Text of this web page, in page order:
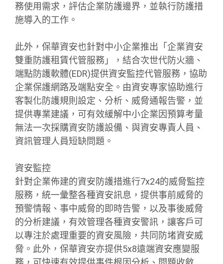
務使用需求，評估企業防護邊界，並執行防護措
施導入的工作。
此外，保華資安也針對中小企業推出「企業資安
雙重防護租賃代管服務」，結合次世代防火牆、
端點防護軟體(EDR)提供資安監控代管服務，協助
企業保護網路及端點安全。由資安專家協助進行
客製化防護規則設定、分析、威脅通報告警，並
提供專業建議，可有效緩解中小企業因預算考量
無法一次採購資安防護設備、與資安專責人員、
資訊管理人員短缺問題。
資安監控
針對企業佈建的資安防護措進行7x24的威脅監控
服務，統一彙整各種資安訊息，提供事前威脅的
預警情報、事中威脅的即時告警，以及事後威脅
的分析建議，有效管理各種資安警訊，讓客戶可
以專注於處理重要的資安風險，共同防堵資安威
脅。此外，保華資安亦提供5x8遠端資安應變服